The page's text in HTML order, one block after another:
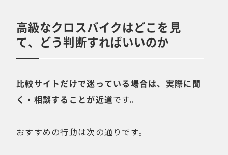
高級なクロスバイクはどこを見
て、どう判断すればいいのか
比較サイトだけで迷っている場合は、実際に聞
く・相談することが近道です。
おすすめの行動は次の通りです。